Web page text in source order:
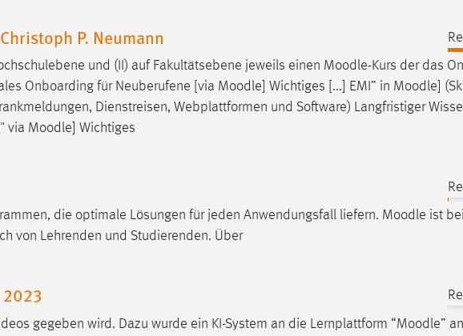
P. Neumann
und (II) auf Fakultätsebene jeweils einen Moodle-Kurs der das
Onboarding für Neuberufene [via Moodle ] Wichtiges [...] EMI” in Moodle ]
Dienstreisen, Webplattformen und Software) Langfristiger
via Moodle ] Wichtiges
die optimale Lösungen für jeden Anwendungsfall liefern. Moodle ist
von Lehrenden und Studierenden. Über
gegeben wird. Dazu wurde ein KI-System an die Lernplattform “Moodle”
gewählte